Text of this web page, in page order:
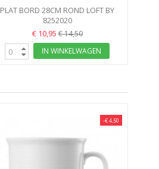
PLAT BORD 28CM ROND LOFT BY
ROSENTHAL
8252020
€ 10,95€ 14,50
IN WINKELWAGEN
-€ 4,50